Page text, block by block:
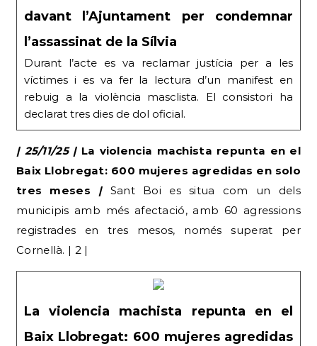
davant l’Ajuntament per condemnar
l’assassinat de la Sílvia
Durant l’acte es va reclamar justícia per a les
víctimes i es va fer la lectura d’un manifest en
rebuig a la violència masclista. El consistori ha
declarat tres dies de dol oficial.
| 25/11/25 | La violencia machista repunta en el
Baix Llobregat: 600 mujeres agredidas en solo
tres meses | Sant Boi es situa com un dels
municipis amb més afectació, amb 60 agressions
registrades en tres mesos, només superat per
Cornellà. | 2 |
La violencia machista repunta en el
Baix Llobregat: 600 mujeres agredidas